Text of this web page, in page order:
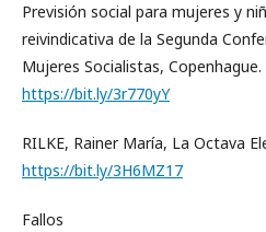
Previsión social para mujeres y
reivindicativa de la Segunda
Mujeres Socialistas,
https://bit.ly/3r770yY
RILKE, Rainer María, La Octava
https://bit.ly/3H6MZ17
Fallos